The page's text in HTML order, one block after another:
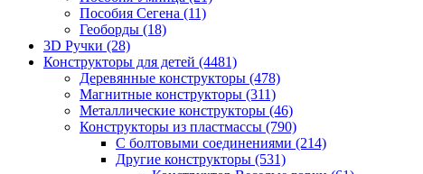
Пособия Сегена (11)
Геоборды (18)
3D Ручки (28)
Конструкторы для детей (4481)
Деревянные конструкторы (478)
Магнитные конструкторы (311)
Металлические конструкторы (46)
Конструкторы из пластмассы (790)
С болтовыми соединениями (214)
Другие конструкторы (531)